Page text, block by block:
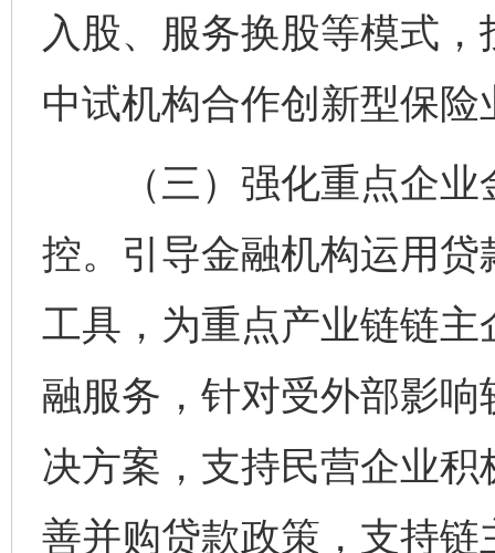
入股、服务换股等模式
中试机构合作创新型保险
（三）强化重点企业
控。引导金融机构运用
工具，为重点产业链链
融服务，针对受外部影
决方案，支持民营企业
善并购贷款政策，支持